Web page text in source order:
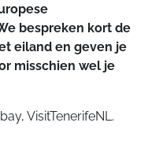
bespreken kort de
eiland en geven je
misschien wel je
VisitTenerifeNL.